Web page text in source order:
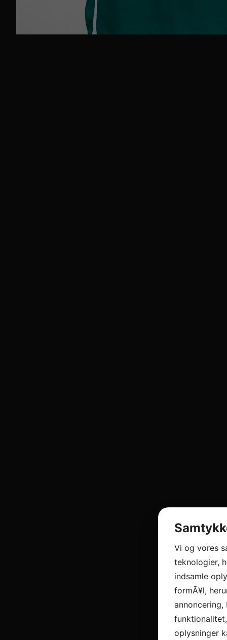
Vi og vores
teknologier,
indsamle
formÃ¥l,
annoncering,
oplysninger